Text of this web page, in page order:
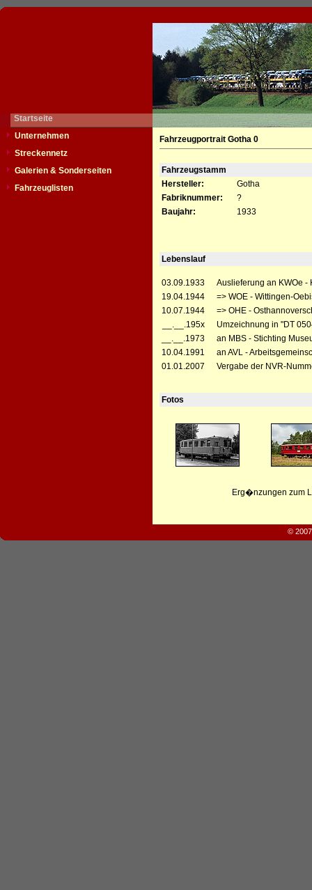
Startseite
Unternehmen
Streckennetz
Galerien & Sonderseiten
Fahrzeuglisten
Fahrzeugportrait Gotha 0
Fahrzeugstamm
Hersteller:
Gotha
Fabriknummer:
?
Baujahr:
1933
Lebenslauf
03.09.1933
Auslieferung an KWOe -
19.04.1944
=> WOE - Wittingen-
10.07.1944
=> OHE -
__.__.195x
Umzeichnung in "DT
__.__.1973
an MBS - Stichting
10.04.1991
an AVL -
01.01.2007
Vergabe der NVR-
Fotos
Erg�nzungen zum
©